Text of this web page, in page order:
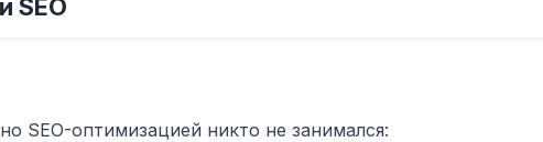
SEO
SEO-оптимизацией никто не занимался: